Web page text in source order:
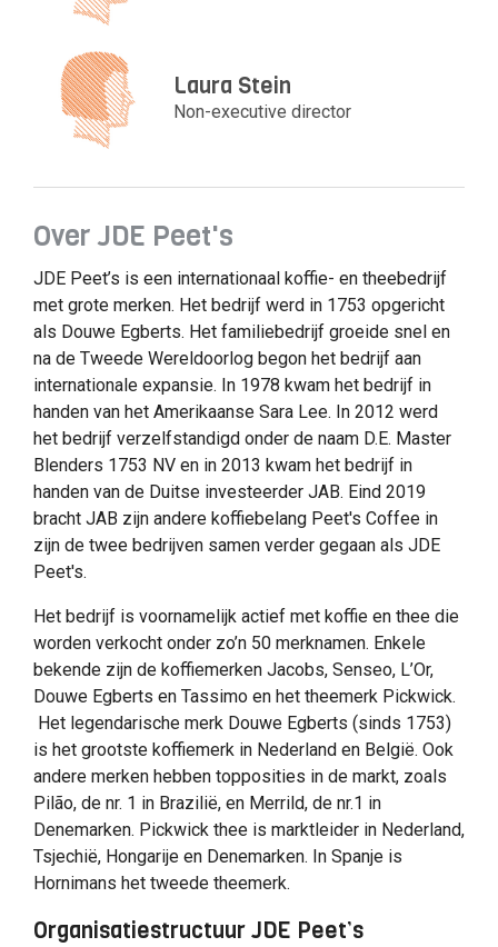
Laura Stein
Non-executive director
Over JDE Peet's
JDE Peet’s is een internationaal koffie- en theebedrijf
met grote merken. Het bedrijf werd in 1753 opgericht
als Douwe Egberts. Het familiebedrijf groeide snel en
na de Tweede Wereldoorlog begon het bedrijf aan
internationale expansie. In 1978 kwam het bedrijf in
handen van het Amerikaanse Sara Lee. In 2012 werd
het bedrijf verzelfstandigd onder de naam D.E. Master
Blenders 1753 NV en in 2013 kwam het bedrijf in
handen van de Duitse investeerder JAB. Eind 2019
bracht JAB zijn andere koffiebelang Peet's Coffee in
zijn de twee bedrijven samen verder gegaan als JDE
Peet's.
Het bedrijf is voornamelijk actief met koffie en thee die
worden verkocht onder zo’n 50 merknamen. Enkele
bekende zijn de koffiemerken Jacobs, Senseo, L’Or,
Douwe Egberts en Tassimo en het theemerk Pickwick.
Het legendarische merk Douwe Egberts (sinds 1753)
is het grootste koffiemerk in Nederland en België. Ook
andere merken hebben topposities in de markt, zoals
Pilão, de nr. 1 in Brazilië, en Merrild, de nr.1 in
Denemarken. Pickwick thee is marktleider in Nederland,
Tsjechië, Hongarije en Denemarken. In Spanje is
Hornimans het tweede theemerk.
Organisatiestructuur JDE Peet’s